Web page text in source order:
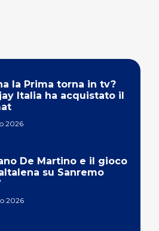
la Prima torna in tv?
Italia ha acquistato il
2026
De Martino e il gioco
su Sanremo
2026